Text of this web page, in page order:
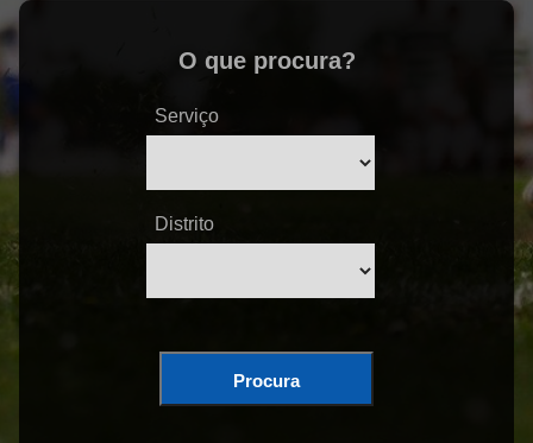
O que procura?
Serviço
Distrito
Procura